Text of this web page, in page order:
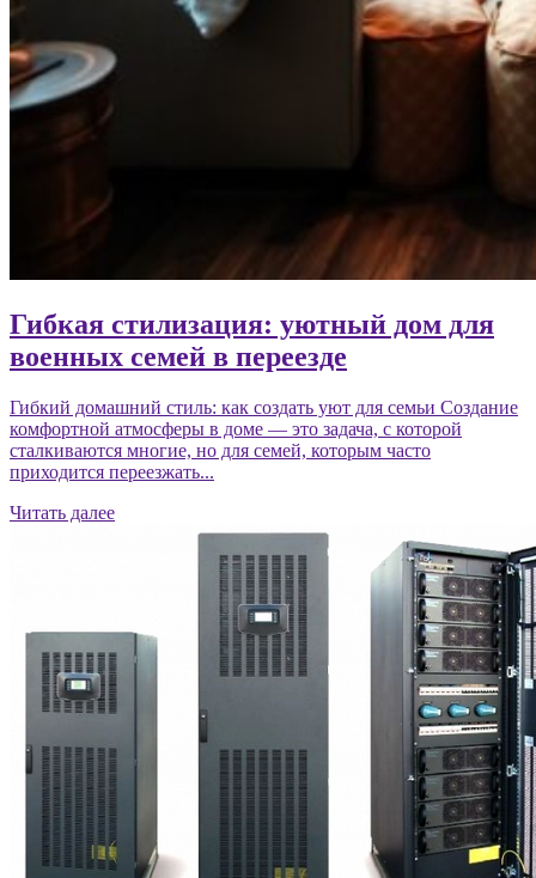
Гибкая стилизация: уютный дом для
военных семей в переезде
Гибкий домашний стиль: как создать уют для семьи Создание
комфортной атмосферы в доме — это задача, с которой
сталкиваются многие, но для семей, которым часто
приходится переезжать...
Читать далее